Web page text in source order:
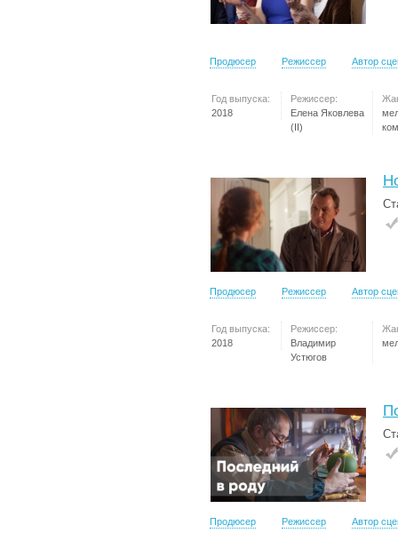
Продюсер Режиссер Автор
Год выпуска:
2018
Режиссер:
Елена Яковлева
(II)
Продюсер Режиссер Автор
Год выпуска:
2018
Режиссер:
Владимир
Устюгов
Продюсер Режиссер Автор